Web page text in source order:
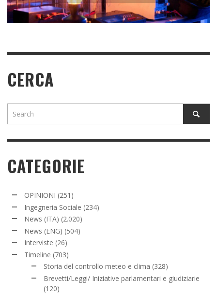
READ MORE
READ MORE
CERCA
CATEGORIE
OPINIONI (251)
Ingegneria Sociale (234)
News (ITA) (2.020)
News (ENG) (504)
Interviste (26)
Timeline (703)
Storia del controllo meteo e clima (328)
Brevetti/Leggi/ Iniziative parlamentari e giudiziarie
(120)